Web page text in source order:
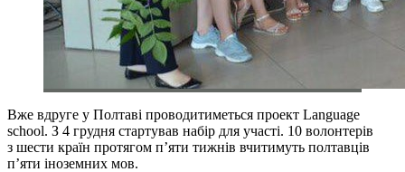
Вже вдруге у Полтаві проводитиметься проект Language
school. З 4 грудня стартував набір для участі. 10 волонтерів
з шести країн протягом п’яти тижнів вчитимуть полтавців
п’яти іноземних мов.